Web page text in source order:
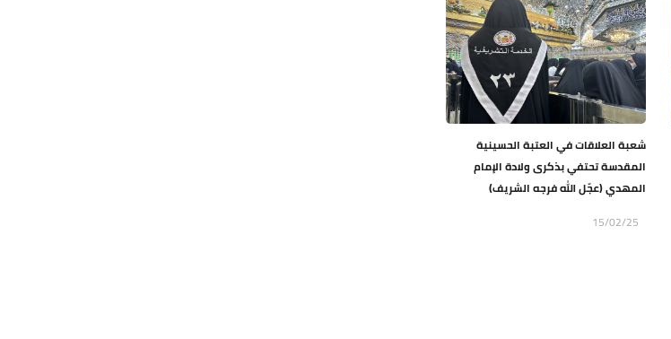
شعبة العلاقات في العتبة الحسينية
المقدسة تحتفي بذكرى ولادة الإمام
المهدي (عجّل الله فرجه الشريف)
15/02/25